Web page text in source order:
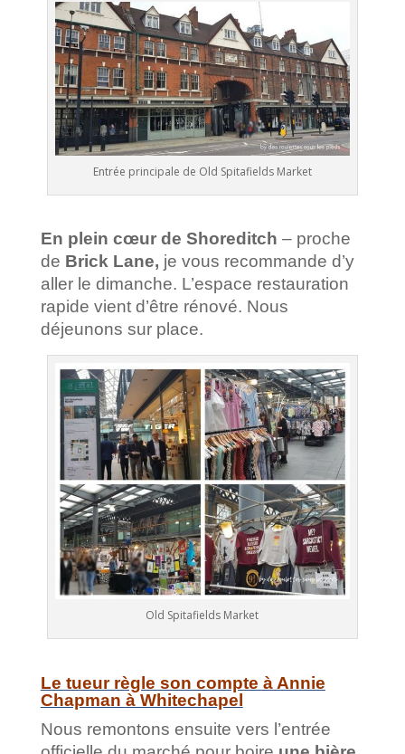
Entrée principale de Old Spitafields Market
En plein cœur de Shoreditch – proche
de Brick Lane, je vous recommande d’y
aller le dimanche. L’espace restauration
rapide vient d’être rénové. Nous
déjeunons sur place.
Old Spitafields Market
Le tueur règle son compte à Annie
Chapman à Whitechapel
Nous remontons ensuite vers l’entrée